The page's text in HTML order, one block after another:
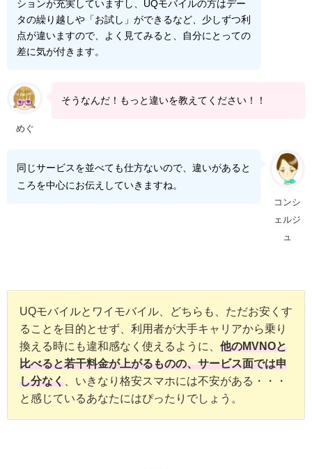
ションが充実していますし、UQモバイルの方はデー
タの繰り越しや「お試し」ができるなど、少しずつ利
点が違いますので、よく見てみると、自分にとっての
差に気が付きます。
めぐ
そうなんだ！もっと違いを教えてください！！
コンシ
ェルジ
ュ
同じサービスを並べても仕方ないので、違いがあると
ころを中心にお伝えしていきますね。
UQモバイルとワイモバイル、どちらも、ただお安くす
ることを目的とせず、利用者が大手キャリアから乗り
換える時にも違和感なく使えるように、 他のMVNOと
比べると若干料金が上がるものの、サービス面では申
し分なく 、いきなり格安スマホには不安がある・・・
と感じているあなたにはぴったりでしょう。